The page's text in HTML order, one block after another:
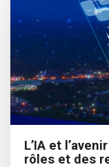
L’IA et
rôles et des